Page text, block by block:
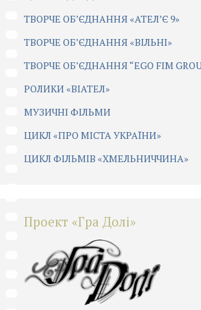
ТВОРЧЕ ОБ’ЄДНАННЯ «АТЕЛ’Є 9»
ТВОРЧЕ ОБ’ЄДНАННЯ «ВІЛЬНІ»
ТВОРЧЕ ОБ’ЄДНАННЯ “EGO FIM
РОЛИКИ «ВІАТЕЛ»
МУЗИЧНІ ФІЛЬМИ
ЦИКЛ «ПРО МІСТА УКРАЇНИ»
ЦИКЛ ФІЛЬМІВ «ХМЕЛЬНИЧЧИНА»
Проект «Гра Долі»